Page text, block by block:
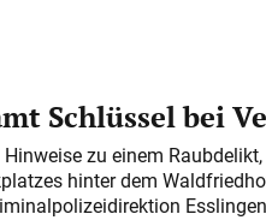
Schlüssel bei
zu einem
hinter dem